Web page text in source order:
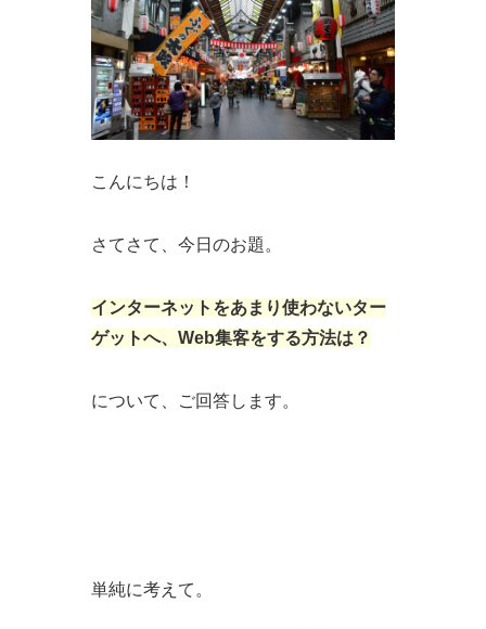
こんにちは！
さてさて、今日のお題。
インターネットをあまり使わないター
ゲットへ、Web集客をする方法は？
について、ご回答します。
単純に考えて。